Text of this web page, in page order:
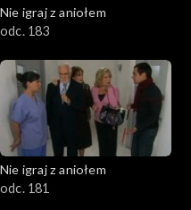
Nie igraj z aniołem
odc. 183
Nie igraj z aniołem
odc. 181